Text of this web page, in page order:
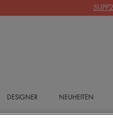
DESIGNER NEUHEITEN